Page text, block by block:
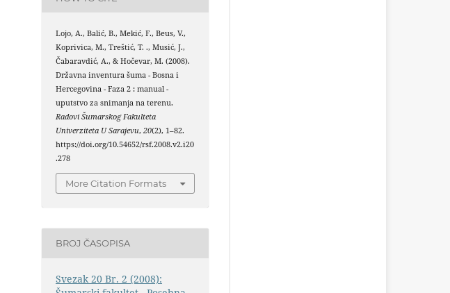
Lojo, A., Balić, B., Mekić, F., Beus, V.,
Koprivica, M., Treštić, T. ., Musić, J.,
Čabaravdić, A., & Hočevar, M. (2008).
Državna inventura šuma - Bosna i
Hercegovina - Faza 2 : manual -
uputstvo za snimanja na terenu.
Radovi Šumarskog Fakulteta
Univerziteta U Sarajevu,20(2), 1–82.
https://doi.org/10.54652/rsf.2008.v2.i20
.278
More Citation Formats
BROJ ČASOPISA
Svezak 20 Br. 2 (2008):